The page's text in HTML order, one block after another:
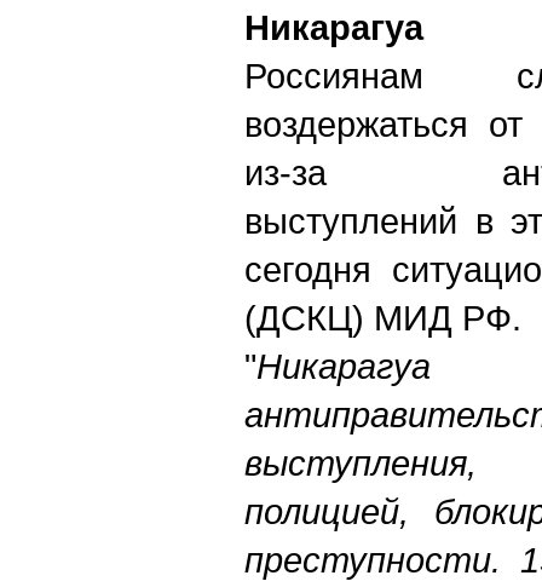
Никарагуа
Россиянам
воздержаться
из-за
выступлений в
сегодня
(ДСКЦ) МИД РФ.
"
полицией,
преступности.